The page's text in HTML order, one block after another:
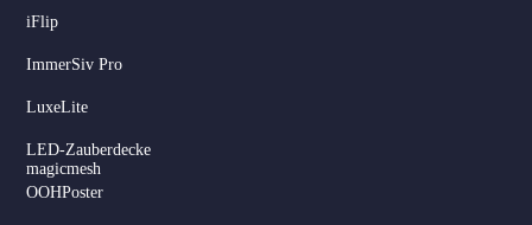
iFlip
ImmerSiv Pro
LuxeLite
LED-Zauberdecke
magicmesh
OOHPoster